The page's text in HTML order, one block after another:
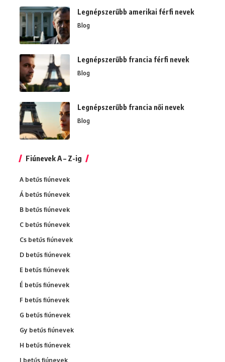
Legnépszerűbb amerikai férfi nevek
Blog
Legnépszerűbb francia férfi nevek
Blog
Legnépszerűbb francia női nevek
Blog
Fiúnevek A – Z-ig
A betűs fiúnevek
Á betűs fiúnevek
B betűs fiúnevek
C betűs fiúnevek
Cs betűs fiúnevek
D betűs fiúnevek
E betűs fiúnevek
É betűs fiúnevek
F betűs fiúnevek
G betűs fiúnevek
Gy betűs fiúnevek
H betűs fiúnevek
I betűs fiúnevek